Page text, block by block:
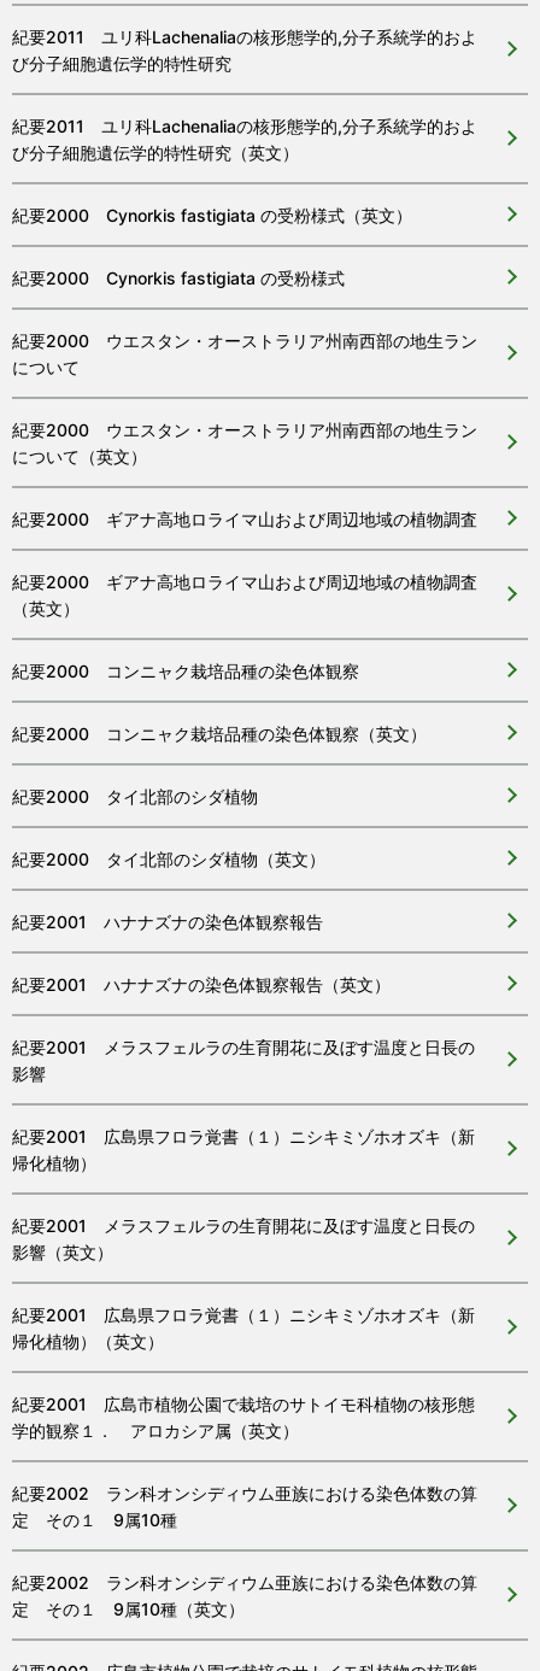
紀要2011 ユリ科Lachenaliaの核形態学的,分子系統学的およ
び分子細胞遺伝学的特性研究
紀要2011 ユリ科Lachenaliaの核形態学的,分子系統学的およ
び分子細胞遺伝学的特性研究（英文）
紀要2000 Cynorkis fastigiata の受粉様式（英文）
紀要2000 Cynorkis fastigiata の受粉様式
紀要2000 ウエスタン・オーストラリア州南西部の地生ラン
について
紀要2000 ウエスタン・オーストラリア州南西部の地生ラン
について（英文）
紀要2000 ギアナ高地ロライマ山および周辺地域の植物調査
紀要2000 ギアナ高地ロライマ山および周辺地域の植物調査
（英文）
紀要2000 コンニャク栽培品種の染色体観察
紀要2000 コンニャク栽培品種の染色体観察（英文）
紀要2000 タイ北部のシダ植物
紀要2000 タイ北部のシダ植物（英文）
紀要2001 ハナナズナの染色体観察報告
紀要2001 ハナナズナの染色体観察報告（英文）
紀要2001 メラスフェルラの生育開花に及ぼす温度と日長の
影響
紀要2001 広島県フロラ覚書（１）ニシキミゾホオズキ（新
帰化植物）
紀要2001 メラスフェルラの生育開花に及ぼす温度と日長の
影響（英文）
紀要2001 広島県フロラ覚書（１）ニシキミゾホオズキ（新
帰化植物）（英文）
紀要2001 広島市植物公園で栽培のサトイモ科植物の核形態
学的観察１． アロカシア属（英文）
紀要2002 ラン科オンシディウム亜族における染色体数の算
定 その１ 9属10種
紀要2002 ラン科オンシディウム亜族における染色体数の算
定 その１ 9属10種（英文）